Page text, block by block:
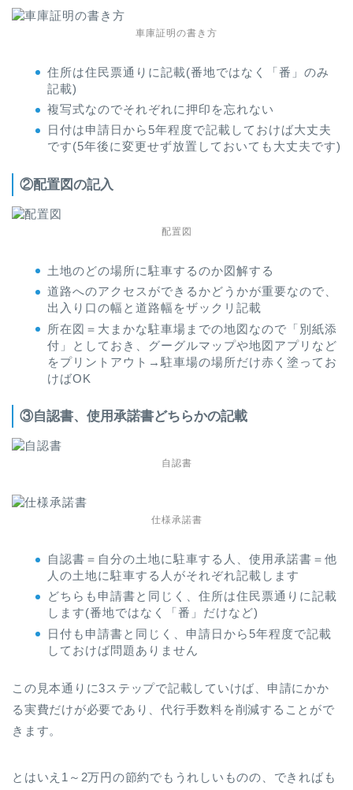
車庫証明の書き方
住所は住民票通りに記載(番地ではなく「番」のみ
記載)
複写式なのでそれぞれに押印を忘れない
日付は申請日から5年程度で記載しておけば大丈夫
です(5年後に変更せず放置しておいても大丈夫です)
②配置図の記入
配置図
土地のどの場所に駐車するのか図解する
道路へのアクセスができるかどうかが重要なので、
出入り口の幅と道路幅をザックリ記載
所在図＝大まかな駐車場までの地図なので「別紙添
付」としておき、グーグルマップや地図アプリなど
をプリントアウト→駐車場の場所だけ赤く塗ってお
けばOK
③自認書、使用承諾書どちらかの記載
自認書
仕様承諾書
自認書＝自分の土地に駐車する人、使用承諾書＝他
人の土地に駐車する人がそれぞれ記載します
どちらも申請書と同じく、住所は住民票通りに記載
します(番地ではなく「番」だけなど)
日付も申請書と同じく、申請日から5年程度で記載
しておけば問題ありません
この見本通りに3ステップで記載していけば、申請にかか
る実費だけが必要であり、代行手数料を削減することがで
きます。
とはいえ1～2万円の節約でもうれしいものの、できればも